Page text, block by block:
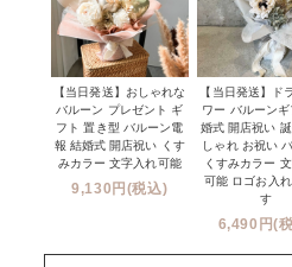
フリンジバルーン
デコレーションセット
プロップスバルーン
オプション
成人式・卒業式・入学式バルーン
発表会・劇場
その他お祝い
クリスマス
新商品
~３０００円
オーダーメイドについて
セミオーダーについて
フリンジバルーンについて
コンフェッティバルーンについて
【当日発送】おしゃれな
バルーン プレゼント ギ
フト 置き型 バルーン電
報 結婚式 開店祝い くす
みカラー 文字入れ可能
9,130円(税込)
【当日発送】ド
ワー バルーン
婚式 開店祝い
しゃれ お祝い
くすみカラー
可能 ロゴお入
す
6,490円(